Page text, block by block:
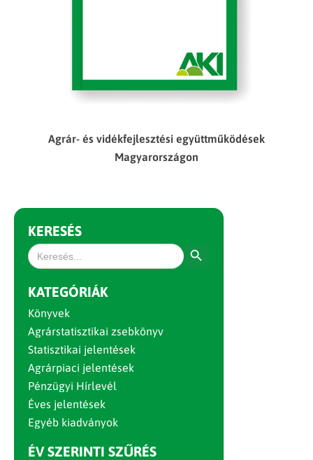
Agrár- és vidékfejlesztési együttműködések
Magyarországon
KERESÉS
Search
for:
KATEGÓRIÁK
Könyvek
Agrárstatisztikai zsebkönyv
Statisztikai jelentések
Agrárpiaci jelentések
Pénzügyi Hírlevél
Éves jelentések
Egyéb kiadványok
ÉV SZERINTI SZŰRÉS